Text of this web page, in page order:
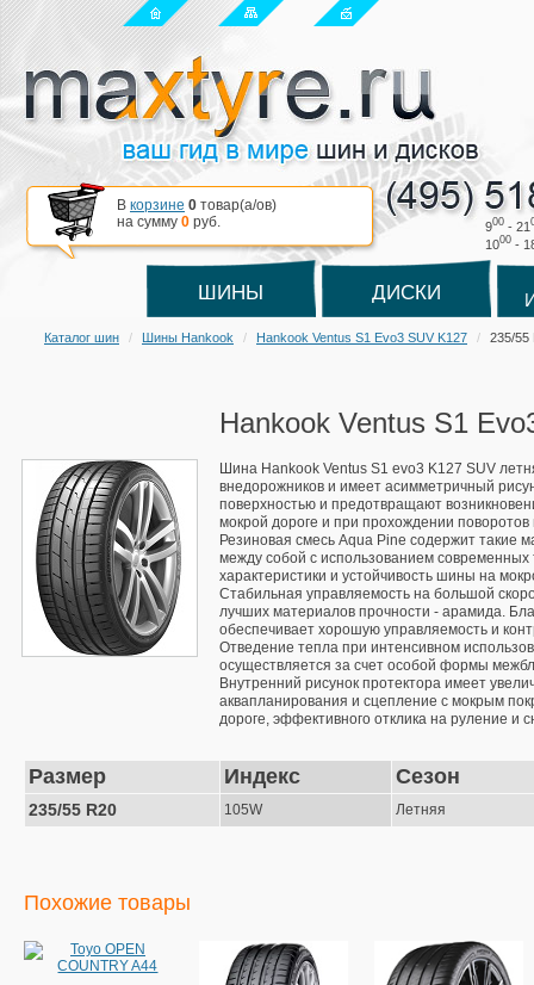
900 - 21
1000 -
В корзине 0 товар(a/ов)
на сумму 0 руб.
ШИНЫ ДИСКИ
Каталог шин Шины Hankook Hankook Ventus S1 Evo3 SUV K127 235/55
Hankook Ventus S1
Шина Hankook Ventus S1 evo3 K127 SUV
внедорожников и имеет асимметричный
поверхностью и предотвращают
мокрой дороге и при прохождении
Резиновая смесь Aqua Pine содержит такие
между собой с использованием современных
характеристики и устойчивость шины на
Стабильная управляемость на большой
лучших материалов прочности - арамида.
обеспечивает хорошую управляемость и
Отведение тепла при интенсивном
осуществляется за счет особой формы
Внутренний рисунок протектора имеет
аквапланирования и сцепление с мокрым
дороге, эффективного отклика на руление и
Размер Индекс Сезон
235/55 R20 105W Летняя
Похожие товары